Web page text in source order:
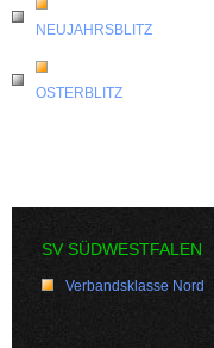
NEUJAHRSBLITZ
OSTERBLITZ
SV SÜDWESTFALEN
Verbandsklasse Nord